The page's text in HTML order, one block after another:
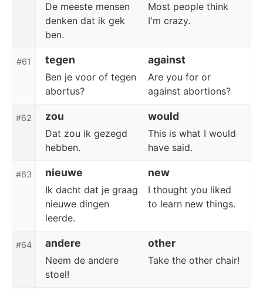
De meeste mensen
denken dat ik gek
ben.
Most people think
I'm crazy.
#61 tegen against
Ben je voor of tegen
abortus?
Are you for or
against abortions?
#62 zou would
Dat zou ik gezegd
hebben.
This is what I would
have said.
#63 nieuwe new
Ik dacht dat je graag
nieuwe dingen
leerde.
I thought you liked
to learn new things.
#64 andere other
Neem de andere
stoel!
Take the other chair!